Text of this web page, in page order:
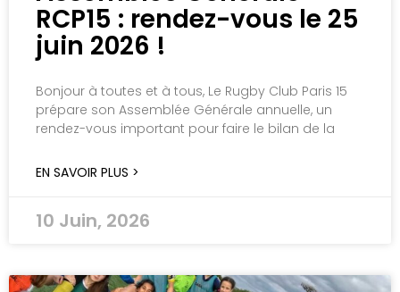
RCP15 : rendez-vous le 25
juin 2026 !
Bonjour à toutes et à tous, Le Rugby Club Paris 15
prépare son Assemblée Générale annuelle, un
rendez-vous important pour faire le bilan de la
EN SAVOIR PLUS >
10 Juin, 2026